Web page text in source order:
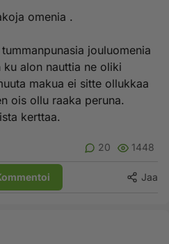
omenia .
jouluomenia
alon nauttia ne oliki
makua ei sitte ollukkaa
ois ollu raaka peruna.
kerttaa.
20 1448
Jaa